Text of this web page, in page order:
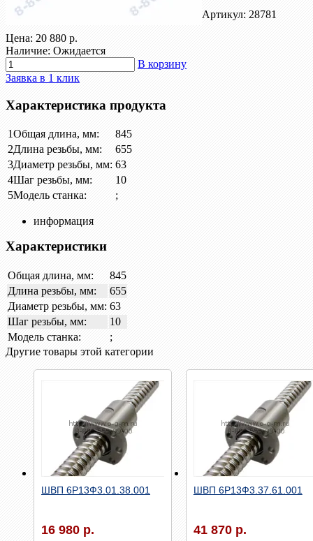
Артикул: 28781
Цена: 20 880 р.
Наличие: Ожидается
В корзину
Заявка в 1 клик
Характеристика продукта
1Общая длина, мм:
845
2Длина резьбы, мм:
655
3Диаметр резьбы, мм: 63
4Шаг резьбы, мм:
10
5Модель станка: ;
информация
Характеристики
Общая длина, мм:
845
Длина резьбы, мм:
655
Диаметр резьбы, мм: 63
Шаг резьбы, мм:
10
Модель станка:
;
Другие товары этой категории
Быстрый просмотр
ШВП 6Р13Ф3.01.38.001
16 980 р.
Быстрый просмотр
ШВП 6Р13Ф3.37.61.001
41 870 р.